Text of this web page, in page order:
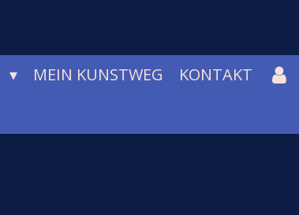
MEIN KUNSTWEG KONTAKT